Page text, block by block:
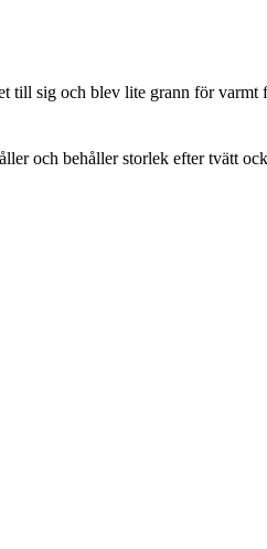
till sig och blev lite grann för varmt
och behåller storlek efter tvätt